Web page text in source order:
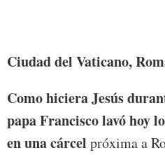
Ciudad del Vaticano,
Como hiciera Jesús
papa Francisco lavó hoy
en una cárcel próxima a